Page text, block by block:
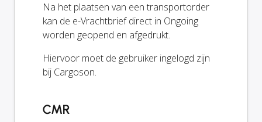
Na het plaatsen van een transportorder
kan de e-Vrachtbrief direct in Ongoing
worden geopend en afgedrukt.
Hiervoor moet de gebruiker ingelogd zijn
bij Cargoson.
CMR